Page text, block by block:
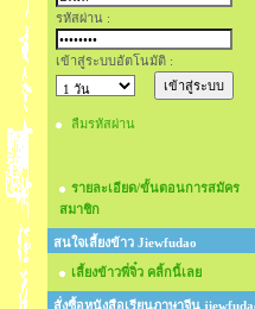
รหัสผ่าน :
เข้าสู่ระบบอัตโนมัติ :
ลืมรหัสผ่าน
รายละเอียด/ขั้นตอนการสมัคร
สมาชิก
สนใจเลี้ยงข้าว Jiewfudao
เลี้ยงข้าวพี่จิ๋ว คลิ้กนี้เลย
สั่งซื้อหนังสือเรียนภาษาจีน